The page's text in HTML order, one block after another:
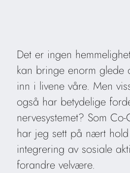
Det er ingen
kan bringe enorm glede
inn i livene våre. Men
også har betydelige
nervesystemet? Som
har jeg sett på nært
integrering av sosiale
forandre velvære.